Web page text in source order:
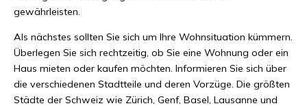
gewährleisten.
Als nächstes sollten Sie sich um Ihre Wohnsituation kümmern.
Überlegen Sie sich rechtzeitig, ob Sie eine Wohnung oder ein
Haus mieten oder kaufen möchten. Informieren Sie sich über
die verschiedenen Stadtteile und deren Vorzüge. Die größten
Städte der Schweiz wie Zürich, Genf, Basel, Lausanne und